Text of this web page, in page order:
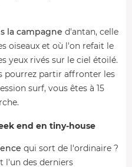
la campagne d'antan, celle
oiseaux et où l'on refait le
yeux rivés sur le ciel étoilé.
pourrez partir affronter les
surf, vous êtes à 15
end en tiny-house
qui sort de l'ordinaire ?
l'un des derniers